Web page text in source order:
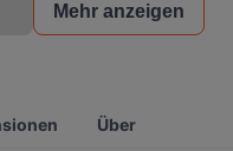
Mehr anzeigen
Über